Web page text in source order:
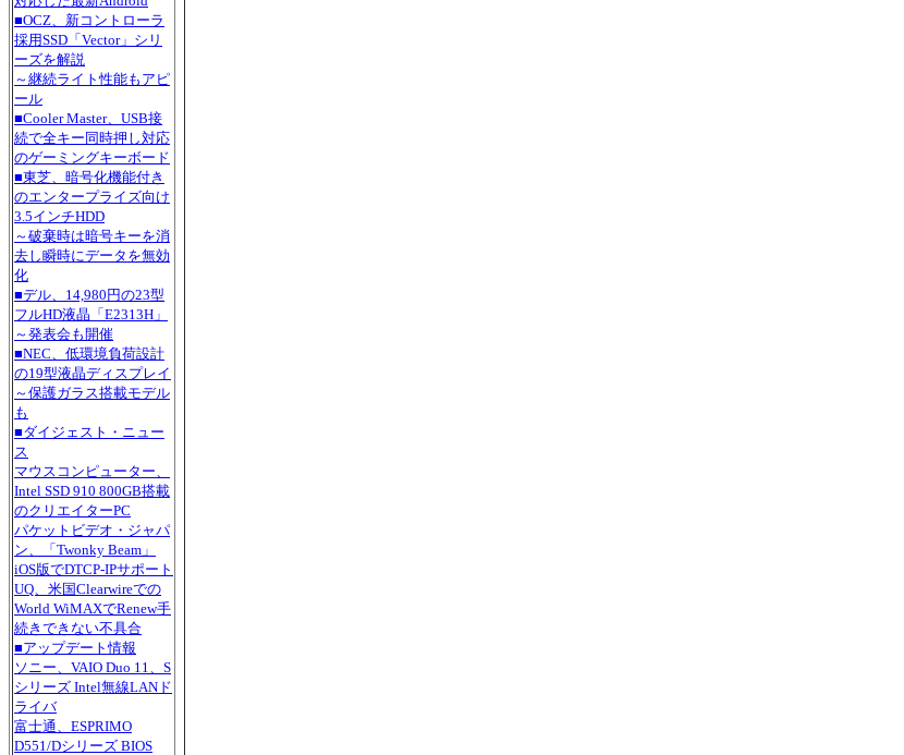
■OCZ、新コントローラ
採用SSD「Vector」シリ
ーズを解説
～継続ライト性能もアピ
ール
■Cooler Master、USB接
続で全キー同時押し対応
のゲーミングキーボード
■東芝、暗号化機能付き
のエンタープライズ向け
3.5インチHDD
～破棄時は暗号キーを消
去し瞬時にデータを無効
化
■デル、14,980円の23型
フルHD液晶「E2313H」
～発表会も開催
■NEC、低環境負荷設計
の19型液晶ディスプレイ
～保護ガラス搭載モデル
も
■ダイジェスト・ニュー
ス
マウスコンピューター、
Intel SSD 910 800GB搭載
のクリエイターPC
パケットビデオ・ジャパ
ン、「Twonky Beam」
iOS版でDTCP-IPサポート
UQ、米国Clearwireでの
World WiMAXでRenew手
続きできない不具合
■アップデート情報
ソニー、VAIO Duo 11、S
シリーズ Intel無線LANド
ライバ
富士通、ESPRIMO
D551/Dシリーズ BIOS